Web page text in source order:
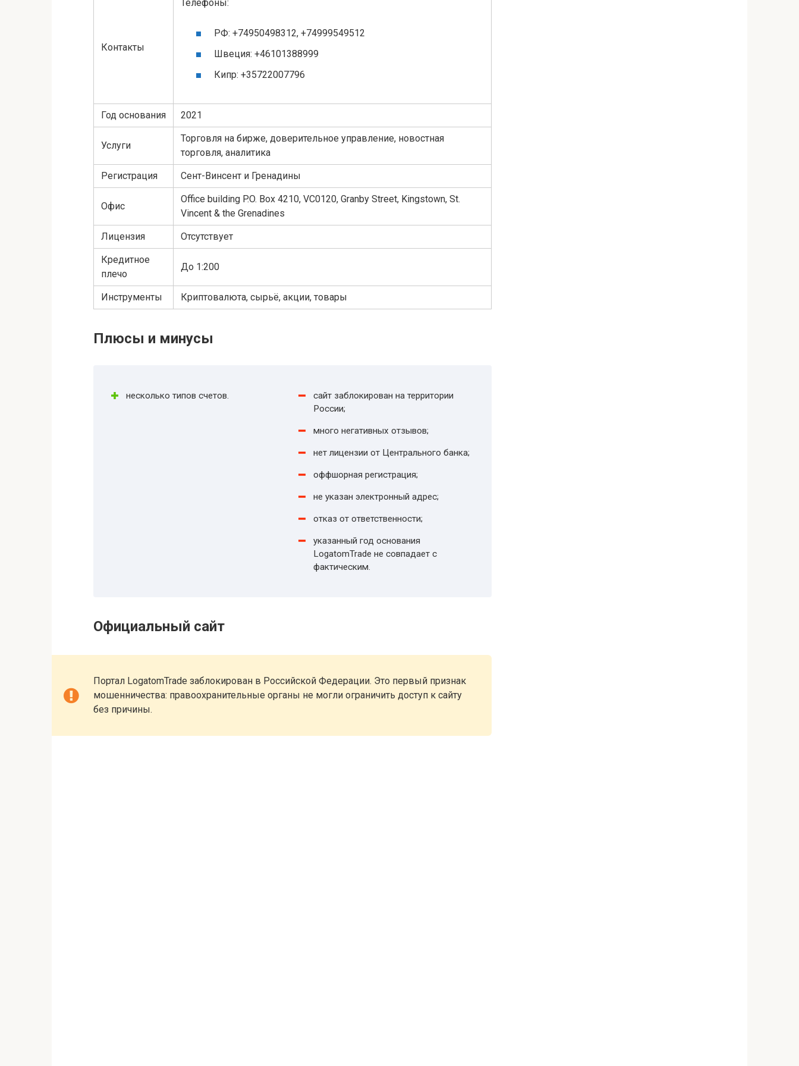
Контакты
Телефоны:
РФ: +74950498312, +74999549512
Швеция: +46101388999
Кипр: +35722007796
Год основания 2021
Услуги
Торговля на бирже, доверительное управление, новостная
торговля, аналитика
Регистрация Сент-Винсент и Гренадины
Офис
Office building P.O. Box 4210, VC0120, Granby Street, Kingstown, St.
Vincent & the Grenadines
Лицензия Отсутствует
Кредитное
плечо
До 1:200
Инструменты Криптовалюта, сырьё, акции, товары
Плюсы и минусы
несколько типов счетов.
сайт заблокирован на территории
России;
много негативных отзывов;
нет лицензии от Центрального банка;
оффшорная регистрация;
не указан электронный адрес;
отказ от ответственности;
указанный год основания
LogatomTrade не совпадает с
фактическим.
Официальный сайт
Портал LogatomTrade заблокирован в Российской Федерации. Это первый признак
мошенничества: правоохранительные органы не могли ограничить доступ к сайту
без причины.